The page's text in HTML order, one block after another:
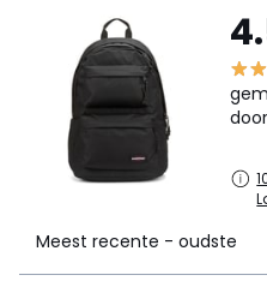
Meest recente - oudste